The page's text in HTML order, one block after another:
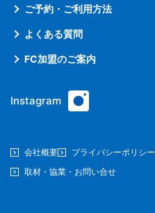
ご予約・ご利用方法
よくある質問
FC加盟のご案内
Instagram
会社概要 プライバシーポリシー
取材・協業・お問い合せ